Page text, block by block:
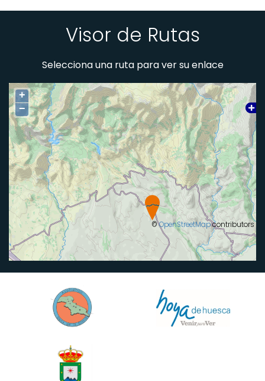
Visor de Rutas
Selecciona una ruta para ver su enlace
©OpenStreetMapcontributors
+
−